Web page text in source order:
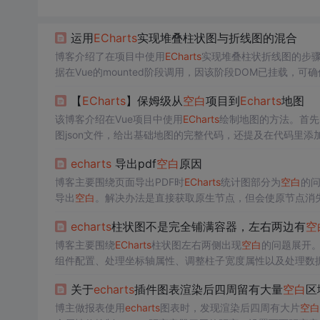
运用ECharts实现堆叠柱状图与折线图的混合
博客介绍了在项目中使用ECharts实现堆叠柱状折线图的步
据在Vue的mounted阶段调用，因该阶段DOM已挂载，可
【ECharts】保姆级从空白项目到Echarts地图
该博客介绍在Vue项目中使用ECharts绘制地图的方法。首
图json文件，给出基础地图的完整代码，还提及在代码里添
echarts导出pdf空白 原因
博客主要围绕页面导出PDF时ECharts统计图部分为空白的
导出空白 。解决办法是直接获取原生节点，但会使原节点
echarts柱状图不是完全铺满容器，左右两边有空
博客主要围绕ECharts柱状图左右两侧出现空白的问题展开
组件配置、处理坐标轴属性、调整柱子宽度属性以及处理
关于echarts插件图表渲染后四周留有大量空白
博主做报表使用echarts图表时，发现渲染后四周有大片空白